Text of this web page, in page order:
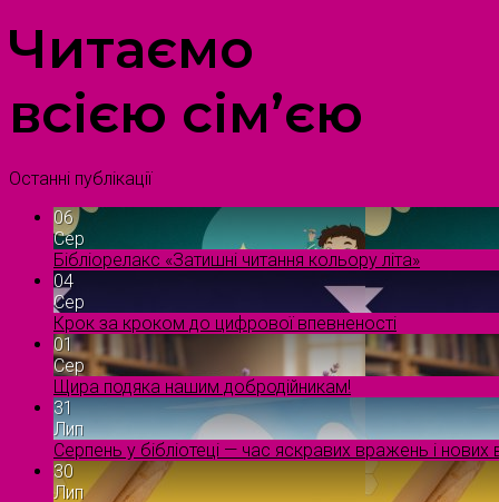
Читаємо
всією сім’єю
Останні публікації
06
Сер
Бібліорелакс «Затишні читання кольору літа»
04
Сер
Крок за кроком до цифрової впевненості
01
Сер
Щира подяка нашим добродійникам!
31
Лип
Серпень у бібліотеці — час яскравих вражень і нових
30
Лип